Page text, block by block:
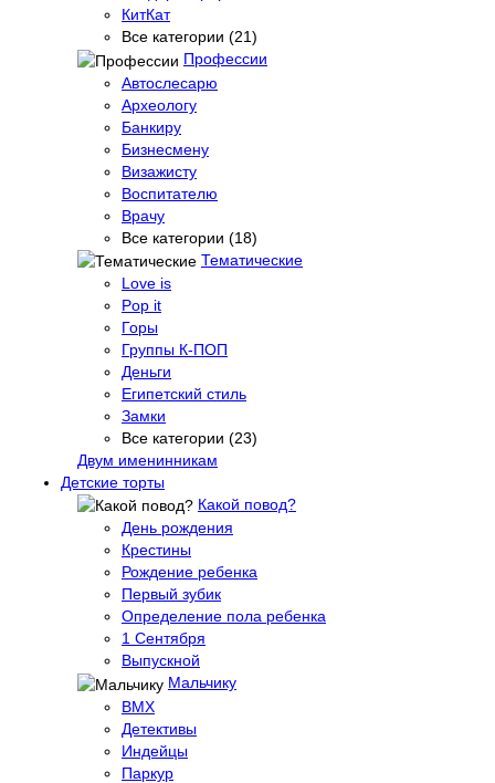
КитКат
Все категории (21)
Профессии
Автослесарю
Археологу
Банкиру
Бизнесмену
Визажисту
Воспитателю
Врачу
Все категории (18)
Тематические
Love is
Pop it
Горы
Группы К-ПОП
Деньги
Египетский стиль
Замки
Все категории (23)
Двум именинникам
Детские торты
Какой повод?
День рождения
Крестины
Рождение ребенка
Первый зубик
Определение пола ребенка
1 Сентября
Выпускной
Мальчику
BMX
Детективы
Индейцы
Паркур